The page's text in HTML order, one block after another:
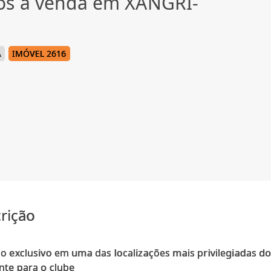
IMÓVEL 2616
exclusivo em uma das localizações mais privilegiadas
para o clube